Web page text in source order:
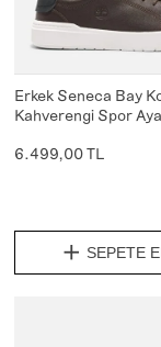
Erkek Seneca Bay
Kahverengi Spor
6.499,00 TL
SEPETE